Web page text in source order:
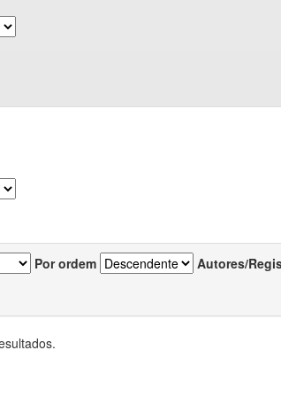
Por ordem Autores/